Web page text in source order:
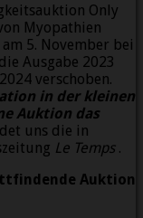
Only
Myopathien
5. November bei
Ausgabe 2023
verschoben.
in der kleinen
Auktion das
uns die in
Le Temps.
Auktion